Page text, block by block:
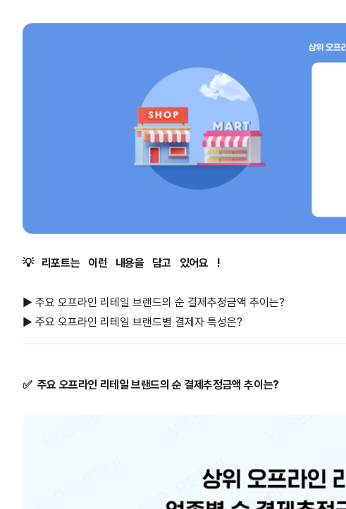
💡 리포트는 이런 내용을 담고 있어요 !
▶ 주요 오프라인 리테일 브랜드의 순 결제추정금액 추이는?
▶ 주요 오프라인 리테일 브랜드별 결제자 특성은?
✅ 주요 오프라인 리테일 브랜드의 순 결제추정금액 추이는?